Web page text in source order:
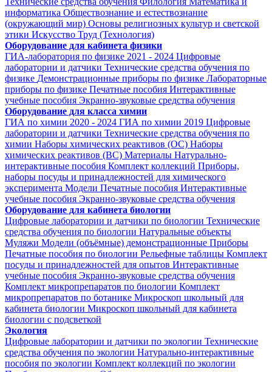
информатика Обществознание и естествознание
(окружающий мир) Основы религиозных культур и светской
этики Искусство Труд (Технология)
Оборудование для кабинета физики
ГИА-лаборатория по физике 2021 - 2024 Цифровые
лаборатории и датчики Технические средства обучения по
физике Демонстрационные приборы по физике Лабораторные
приборы по физике Печатные пособия Интерактивные
учебные пособия Экранно-звуковые средства обучения
Оборудование для класса химии
ГИА по химии 2020 - 2024 ГИА по химии 2019 Цифровые
лаборатории и датчики Технические средства обучения по
химии Наборы химических реактивов (ОС) Наборы
химических реактивов (ВС) Материалы Натурально-
интерактивные пособия Комплект коллекций Приборы,
наборы посуды и принадлежностей для химического
эксперимента Модели Печатные пособия Интерактивные
учебные пособия Экранно-звуковые средства обучения
Оборудование для кабинета биологии
Цифровые лаборатории и датчики по биологии Технические
средства обучения по биологии Натуральные объекты
Муляжи Модели (объёмные) демонстрационные Приборы
Печатные пособия по биологии Рельефные таблицы Комплект
посуды и принадлежностей для опытов Интерактивные
учебные пособия Экранно-звуковые средства обучения
Комплект микропрепаратов по биологии Комплект
микропрепаратов по ботанике Микроскоп школьный для
кабинета биологии Микроскоп школьный для кабинета
биологии с подсветкой
Экология
Цифровые лаборатории и датчики по экологии Технические
средства обучения по экологии Натурально-интерактивные
пособия по экологии Комплект коллекций по экологии